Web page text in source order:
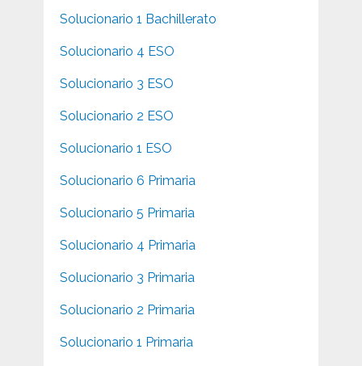
Solucionario 1 Bachillerato
Solucionario 4 ESO
Solucionario 3 ESO
Solucionario 2 ESO
Solucionario 1 ESO
Solucionario 6 Primaria
Solucionario 5 Primaria
Solucionario 4 Primaria
Solucionario 3 Primaria
Solucionario 2 Primaria
Solucionario 1 Primaria